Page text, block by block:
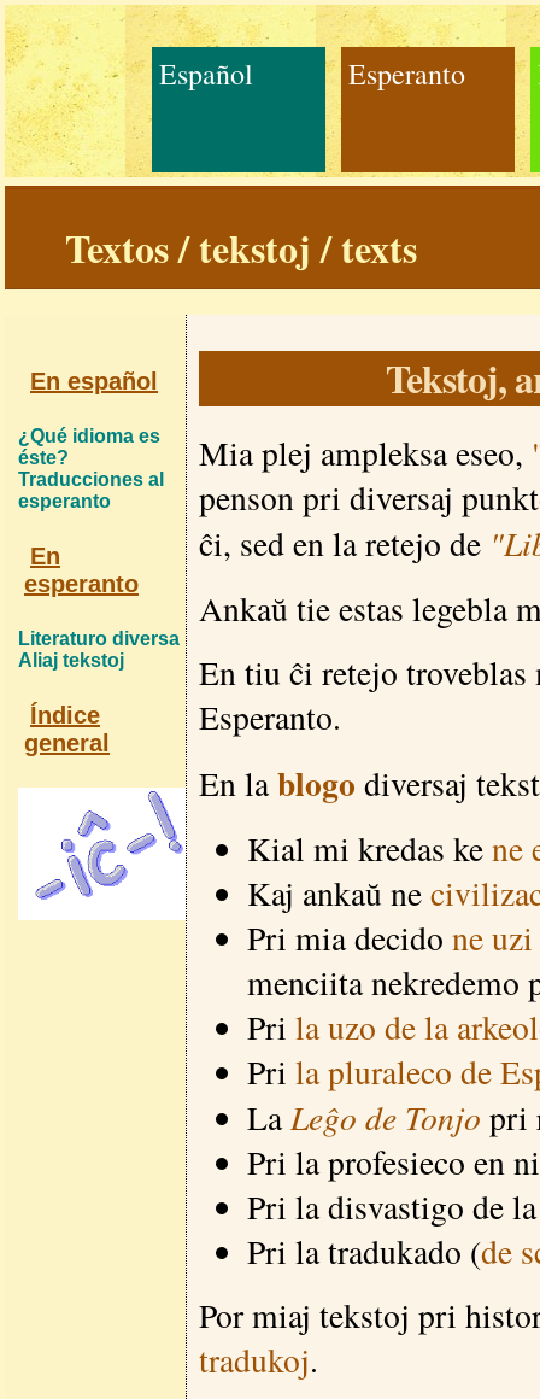
Español Esperanto
Textos / tekstoj / texts
En español
¿Qué idioma es
éste?
Traducciones al
esperanto
En
esperanto
Literaturo diversa
Aliaj tekstoj
Índice
general
Tekstoj,
Mia plej ampleksa eseo,
penson pri diversaj
ĉi, sed en la retejo de
Ankaŭ tie estas legebla
En tiu ĉi retejo
Esperanto.
En lablogo diversaj
Kial mi kredas kene
Kaj ankaŭ ne
Pri mia decido ne
menciita nekredemo
Pri la uzo de la
Pri la pluraleco de
LaLeĝo de Tonjo pri
Pri la profesieco en
Pri la disvastigo de
Pri la tradukado (de
Por miaj tekstoj pri
tradukoj.